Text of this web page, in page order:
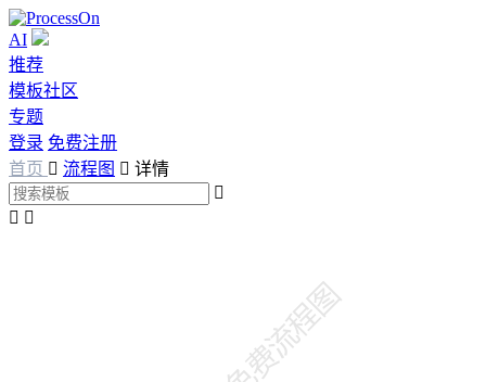
AI
推荐
模板社区
专题
登录 免费注册
首页  流程图  详情

 